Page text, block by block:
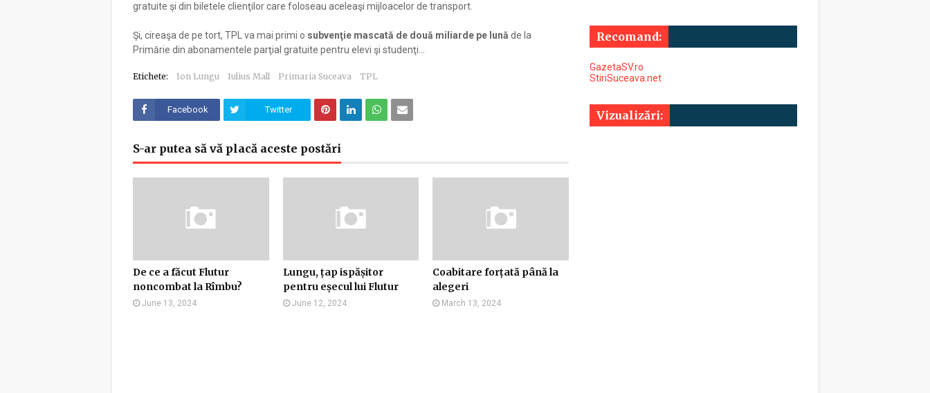
gratuite şi din biletele clienţilor care foloseau aceleaşi mijloacelor de transport.
Şi, cireaşa de pe tort, TPL va mai primi o subvenţie mascată de două miliarde pe lună de la
Primărie din abonamentele parţial gratuite pentru elevi şi studenţi...
Etichete: Ion Lungu Iulius Mall Primaria Suceava TPL
Facebook Twitter
S-ar putea să vă placă aceste postări
De ce a făcut Flutur
noncombat la Rîmbu?
June 13, 2024
Lungu, țap ispășitor
pentru eșecul lui Flutur
June 12, 2024
Coabitare forțată până la
alegeri
March 13, 2024
Recomand:
GazetaSV.ro
StiriSuceava.net
Vizualizări: